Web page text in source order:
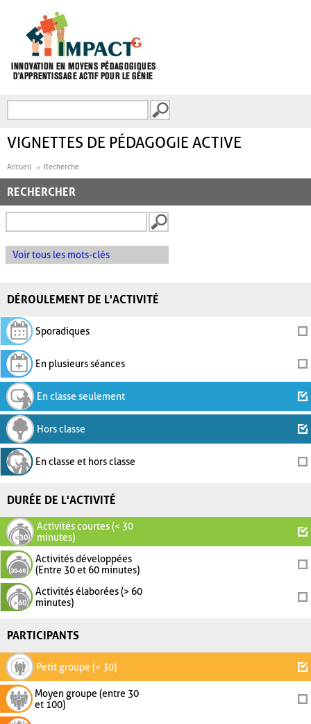
FORMULAIRE DE
VIGNETTES DE PÉDAGOGIE ACTIVE
Accueil Recherche
RECHERCHER
Voir tous les mots-clés
DÉROULEMENT DE L'ACTIVITÉ
Sporadiques
En plusieurs séances
En classe seulement
Hors classe
En classe et hors classe
DURÉE DE L'ACTIVITÉ
Activités courtes (< 30
minutes)
Activités développées
(Entre 30 et 60 minutes)
Activités élaborées (> 60
minutes)
PARTICIPANTS
Petit groupe (< 30)
Moyen groupe (entre 30
et 100)